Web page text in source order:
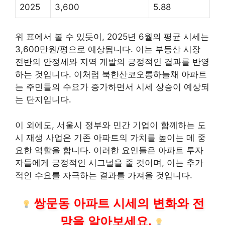
2025 3,600 5.88
위 표에서 볼 수 있듯이, 2025년 6월의 평균 시세는
3,600만원/평으로 예상됩니다. 이는 부동산 시장
전반의 안정세와 지역 개발의 긍정적인 결과를 반영
하는 것입니다. 이처럼 북한산코오롱하늘채 아파트
는 주민들의 수요가 증가하면서 시세 상승이 예상되
는 단지입니다.
이 외에도, 서울시 정부와 민간 기업이 함께하는 도
시 재생 사업은 기존 아파트의 가치를 높이는 데 중
요한 역할을 합니다. 이러한 요인들은 아파트 투자
자들에게 긍정적인 시그널을 줄 것이며, 이는 추가
적인 수요를 자극하는 결과를 가져올 것입니다.
쌍문동 아파트 시세의 변화와 전
망을 알아보세요.